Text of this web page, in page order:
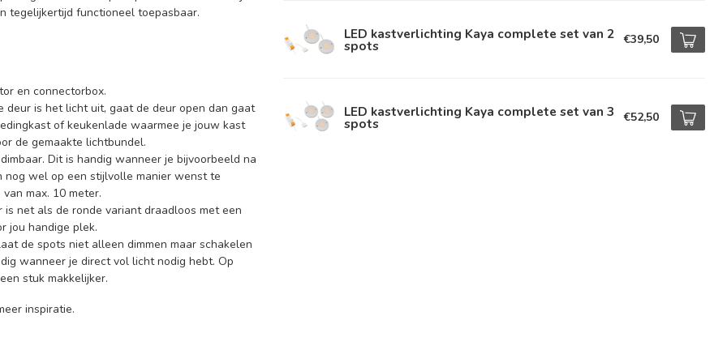
tegelijkertijd functioneel toepasbaar.
en connectorbox.
deur is het licht uit, gaat de deur open dan gaat
of keukenlade waarmee je jouw kast
de gemaakte lichtbundel.
Dit is handig wanneer je bijvoorbeeld na
nog wel op een stijlvolle manier wenst te
max. 10 meter.
is net als de ronde variant draadloos met een
jou handige plek.
de spots niet alleen dimmen maar schakelen
wanneer je direct vol licht nodig hebt. Op
stuk makkelijker.
inspiratie.
LED kastverlichting Kaya complete set van 2
spots €39,50
LED kastverlichting Kaya complete set van 3
spots €52,50